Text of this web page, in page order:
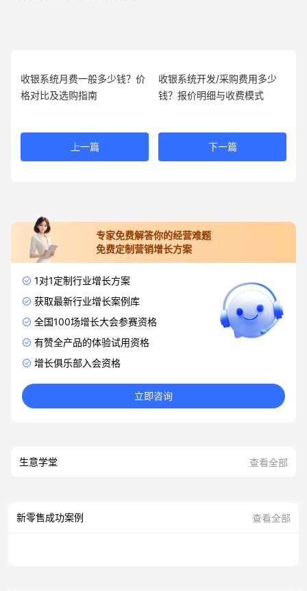
收银系统月费一般多少钱？价
格对比及选购指南
上一篇
收银系统开发/采购费用多少
钱？报价明细与收费模式
下一篇
专家免费解答你的经营难题
免费定制营销增长方案
1对1定制行业增长方案
获取最新行业增长案例库
全国100场增长大会参赛资格
有赞全产品的体验试用资格
增长俱乐部入会资格
立即咨询
生意学堂 查看全部
新零售成功案例 查看全部